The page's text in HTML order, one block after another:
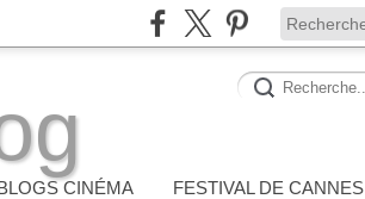
CINÉMA FESTIVAL DE CANNES